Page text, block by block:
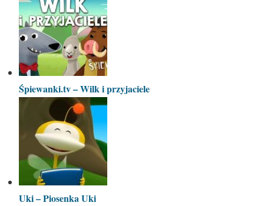
Śpiewanki.tv – Wilk i przyjaciele
Uki – Piosenka Uki